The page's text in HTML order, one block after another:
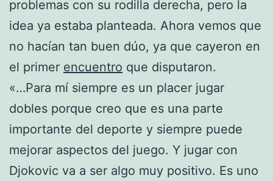
problemas con su rodilla derecha, pero la
idea ya estaba planteada. Ahora vemos que
no hacían tan buen dúo, ya que cayeron en
el primer encuentro que disputaron.
«…Para mí siempre es un placer jugar
dobles porque creo que es una parte
importante del deporte y siempre puede
mejorar aspectos del juego. Y jugar con
Djokovic va a ser algo muy positivo. Es uno